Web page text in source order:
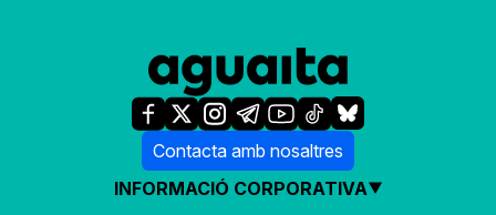
Contacta amb nosaltres
INFORMACIÓ CORPORATIVA